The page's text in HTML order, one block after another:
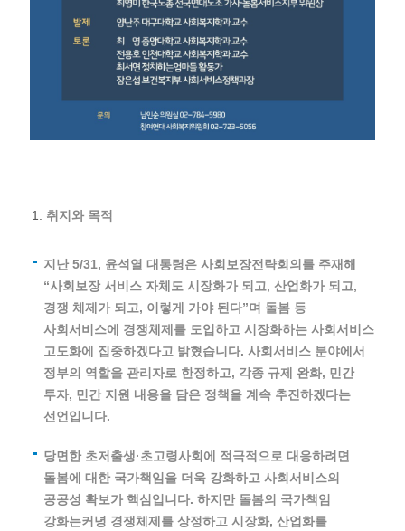
취지와 목적
지난 5/31, 윤석열 대통령은 사회보장전략회의를 주재해
“사회보장 서비스 자체도 시장화가 되고, 산업화가 되고,
경쟁 체제가 되고, 이렇게 가야 된다”며 돌봄 등
사회서비스에 경쟁체제를 도입하고 시장화하는 사회서비스
고도화에 집중하겠다고 밝혔습니다. 사회서비스 분야에서
정부의 역할을 관리자로 한정하고, 각종 규제 완화, 민간
투자, 민간 지원 내용을 담은 정책을 계속 추진하겠다는
선언입니다.
당면한 초저출생·초고령사회에 적극적으로 대응하려면
돌봄에 대한 국가책임을 더욱 강화하고 사회서비스의
공공성 확보가 핵심입니다. 하지만 돌봄의 국가책임
강화는커녕 경쟁체제를 상정하고 시장화, 산업화를